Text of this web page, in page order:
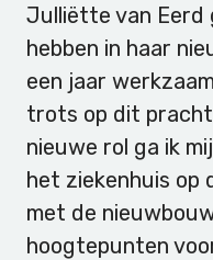
Julliëtte van Eerd
hebben in haar
een jaar
trots op dit
nieuwe rol ga ik
het ziekenhuis op
met de
hoogtepunten